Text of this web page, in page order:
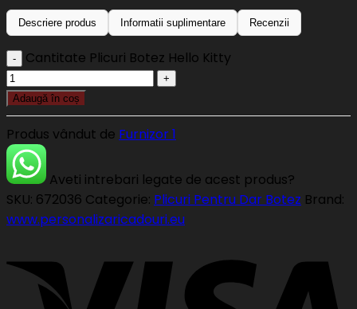
Descriere produs Informatii suplimentare Recenzii
Cantitate Plicuri Botez Hello Kitty
Adaugă în coș
Produs vândut de Furnizor 1
Aveti intrebari legate de acest produs?
SKU: 672036 Categorie: Plicuri Pentru Dar Botez Brand:
www.personalizaricadouri.eu